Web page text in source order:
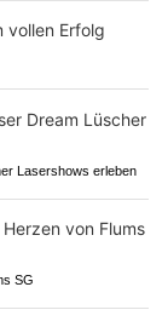
Lasershows erleben
SG